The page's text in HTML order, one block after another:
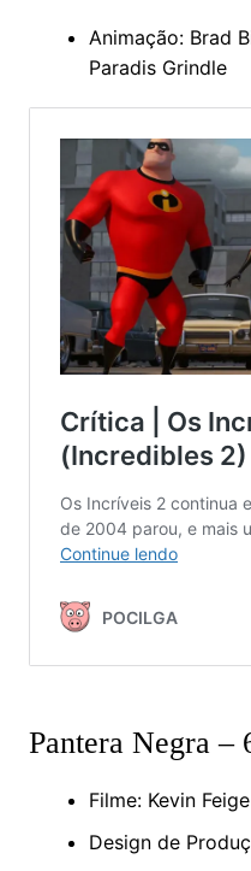
Animação: Brad
Paradis Grindle
Pantera Negra –
Filme: Kevin
Design de